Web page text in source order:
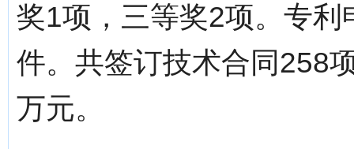
奖1项，三等奖2项。专
件。共签订技术合同258
万元。